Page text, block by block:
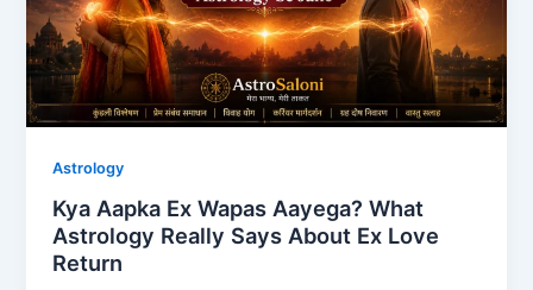
Astrology
Kya Aapka Ex Wapas Aayega? What
Astrology Really Says About Ex Love
Return